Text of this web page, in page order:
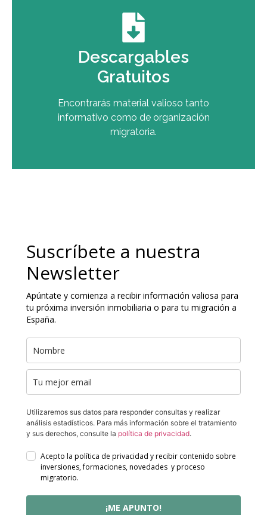
Descargables
Gratuitos
Encontrarás material valioso tanto
informativo como de organización
migratoria.
Suscríbete a nuestra
Newsletter
Apúntate y comienza a recibir información valiosa para
tu próxima inversión inmobiliaria o para tu migración a
España.
Utilizaremos sus datos para responder consultas y realizar
análisis estadísticos. Para más información sobre el tratamiento
y sus derechos, consulte la política de privacidad.
Acepto la política de privacidad y recibir contenido sobre
inversiones, formaciones, novedades y proceso
migratorio.
¡ME APUNTO!